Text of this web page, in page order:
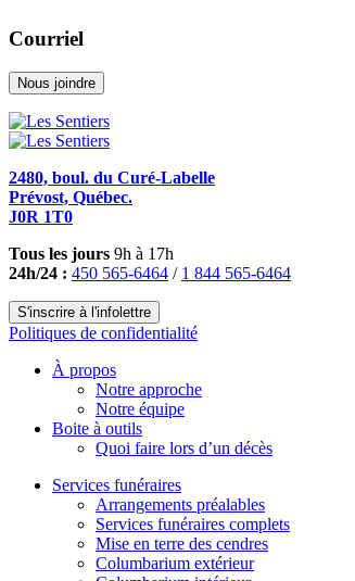
Courriel
Nous joindre
2480, boul. du Curé-Labelle
Prévost, Québec.
J0R 1T0
Tous les jours 9h à 17h
24h/24 : 450 565-6464 / 1 844 565-6464
S'inscrire à l'infolettre
Politiques de confidentialité
À propos
Notre approche
Notre équipe
Boite à outils
Quoi faire lors d’un décès
Services funéraires
Arrangements préalables
Services funéraires complets
Mise en terre des cendres
Columbarium extérieur